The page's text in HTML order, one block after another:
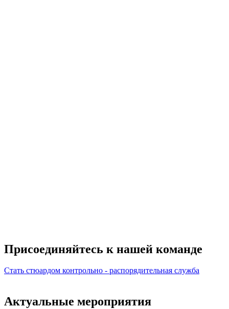
Присоединяйтесь к нашей команде
Стать стюардом контрольно - распорядительная служба
Актуальные мероприятия